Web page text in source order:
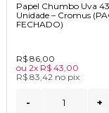
Papel Chumbo Uva
Unidade – Cromus
FECHADO)
R$ 86,00
ou 2x R$ 43,00
R$ 83,42 no pix
- +